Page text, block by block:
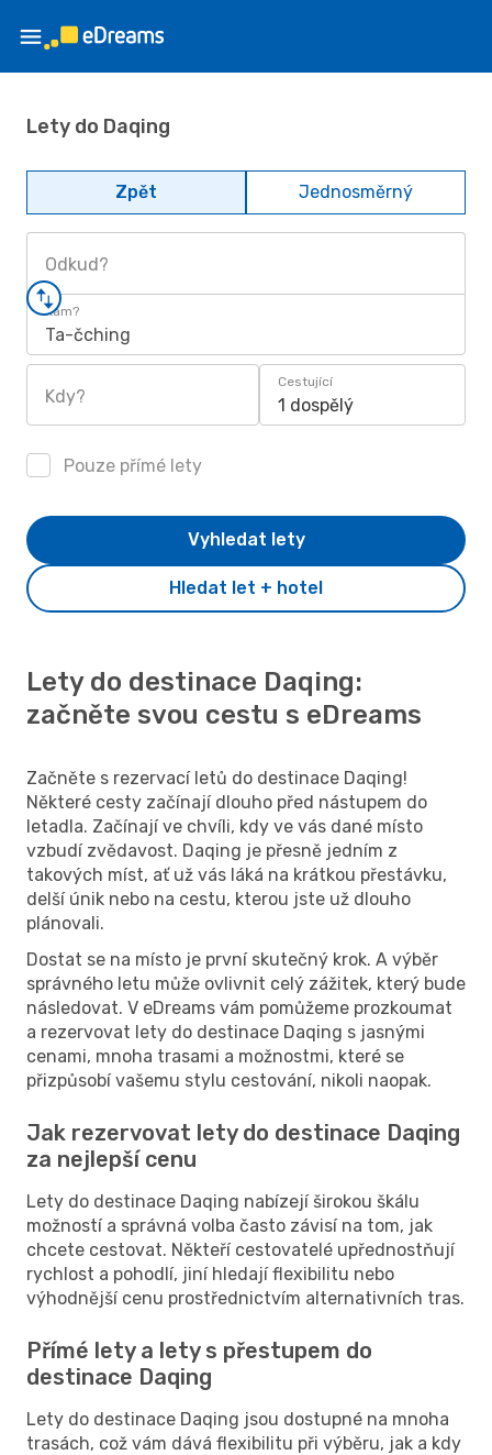
Lety do Daqing
Zpět Jednosměrný
Odkud?
Kam?
Ta-čching
Kdy?
Cestující
1 dospělý
Pouze přímé lety
Hledat let + hotel
Vyhledat lety
Lety do destinace Daqing:
začněte svou cestu s eDreams
Začněte s rezervací letů do destinace Daqing!
Některé cesty začínají dlouho před nástupem do
letadla. Začínají ve chvíli, kdy ve vás dané místo
vzbudí zvědavost. Daqing je přesně jedním z
takových míst, ať už vás láká na krátkou přestávku,
delší únik nebo na cestu, kterou jste už dlouho
plánovali.
Dostat se na místo je první skutečný krok. A výběr
správného letu může ovlivnit celý zážitek, který bude
následovat. V eDreams vám pomůžeme prozkoumat
a rezervovat lety do destinace Daqing s jasnými
cenami, mnoha trasami a možnostmi, které se
přizpůsobí vašemu stylu cestování, nikoli naopak.
Jak rezervovat lety do destinace Daqing
za nejlepší cenu
Lety do destinace Daqing nabízejí širokou škálu
možností a správná volba často závisí na tom, jak
chcete cestovat. Někteří cestovatelé upřednostňují
rychlost a pohodlí, jiní hledají flexibilitu nebo
výhodnější cenu prostřednictvím alternativních tras.
Přímé lety a lety s přestupem do
destinace Daqing
Lety do destinace Daqing jsou dostupné na mnoha
trasách, což vám dává flexibilitu při výběru, jak a kdy